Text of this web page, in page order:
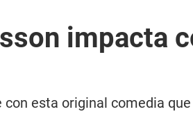
impacta
esta original comedia